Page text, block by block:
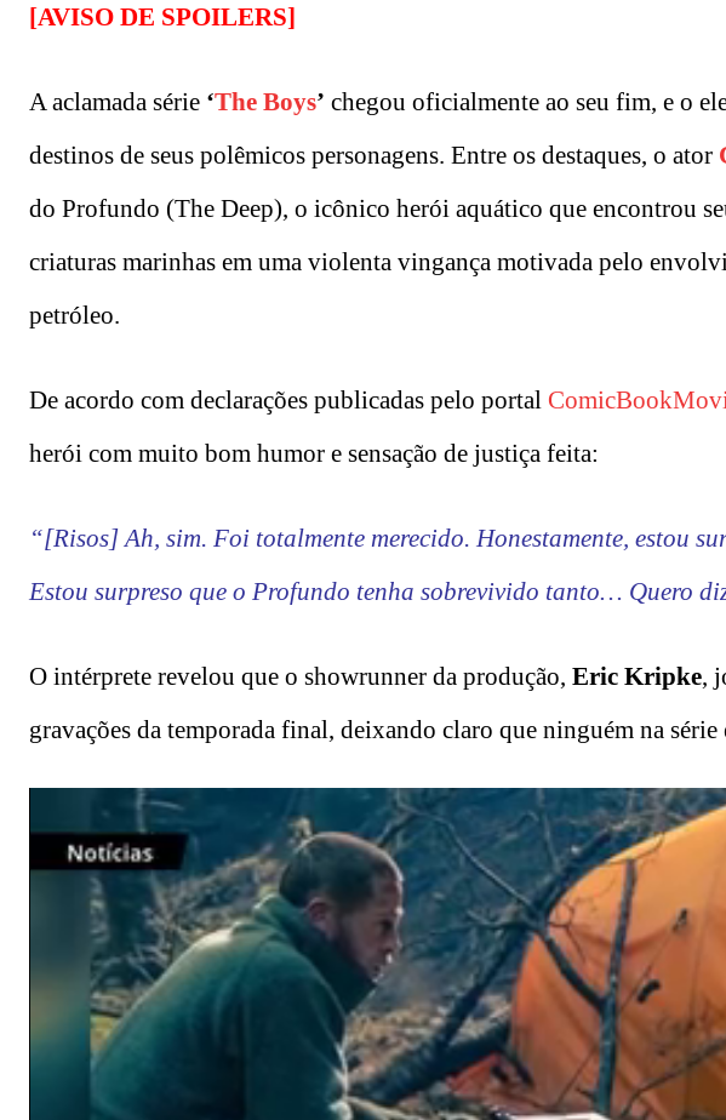
[AVISO DE SPOILERS]
A aclamada série ‘The Boys’ chegou oficialmente ao seu fim, e o
destinos de seus polêmicos personagens. Entre os destaques, o ator
do Profundo (The Deep), o icônico herói aquático que encontrou
criaturas marinhas em uma violenta vingança motivada pelo
petróleo.
De acordo com declarações publicadas pelo portal
herói com muito bom humor e sensação de justiça feita:
“[Risos] Ah, sim. Foi totalmente merecido. Honestamente, estou
Estou surpreso que o Profundo tenha sobrevivido tanto… Quero
O intérprete revelou que o showrunner da produção, Eric Kripke,
gravações da temporada final, deixando claro que ninguém na série